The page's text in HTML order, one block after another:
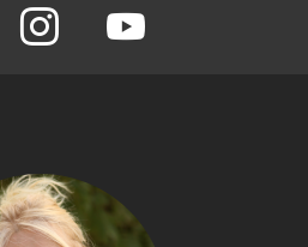
instagram youtube